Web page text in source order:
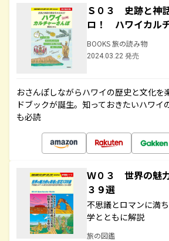
Ｓ０３ 史跡と神
ロ！ ハワイカル
BOOKS 旅の読み物
2024.03.22 発売
おさんぽしながらハワイの歴史と文化を
ドブックが誕生。知っておきたいハワイ
も必読
Ｗ０３ 世界の魅
３９選
不思議とロマンに満
学とともに解説
旅の図鑑